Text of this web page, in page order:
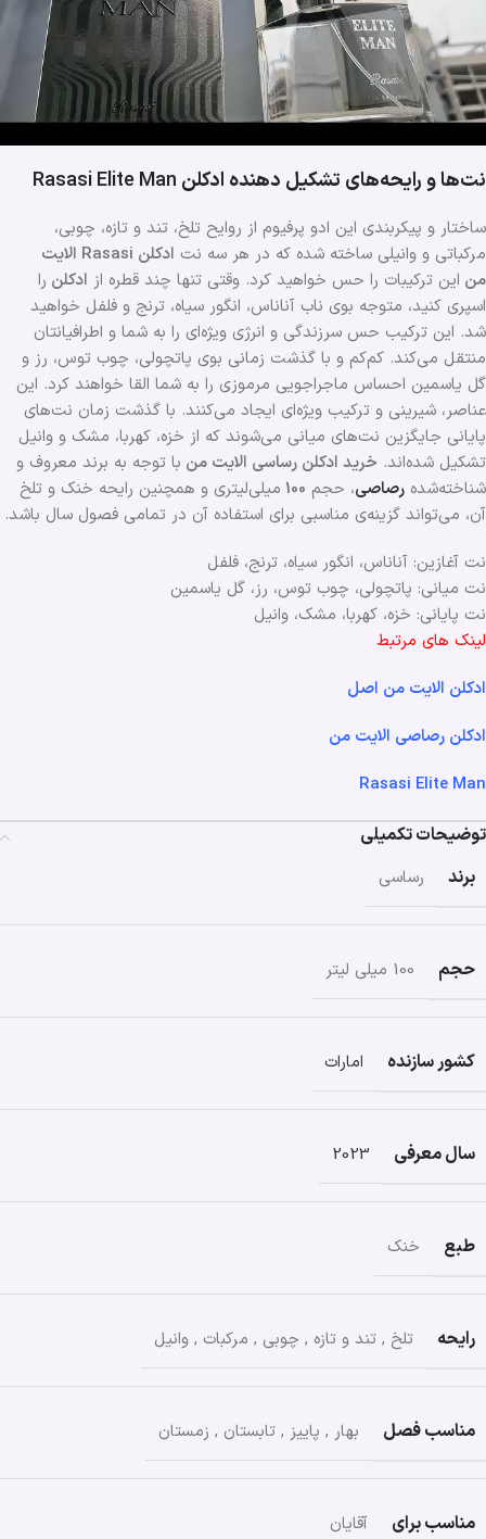
نت‌ها و رایحه‌های تشکیل دهنده ادکلن Rasasi Elite Man
ساختار و پیکربندی این ادو پرفیوم از روایح تلخ، تند و تازه، چوبی،
مرکباتی و وانیلی ساخته شده که در هر سه نت ادکلن Rasasi
الایت
من این ترکیبات را حس خواهید کرد. وقتی تنها چند قطره از ادکلن را
اسپری کنید، متوجه بوی ناب آناناس، انگور سیاه، ترنج و فلفل خواهید
شد. این ترکیب حس سرزندگی و انرژی ویژه‌ای را به شما و اطرافیانتان
منتقل می‌کند. کم‌کم و با گذشت زمانی بوی پاتچولی، چوب توس، رز و
گل یاسمین احساس ماجراجویی مرموزی را به شما القا خواهند کرد. این
عناصر، شیرینی و ترکیب ویژه‌ای ایجاد می‌کنند. با گذشت زمان نت‌های
پایانی جایگزین نت‌های میانی می‌شوند که از خزه، کهربا، مشک و وانیل
تشکیل شده‌اند. خرید ادکلن رساسی الایت من با توجه به برند معروف و
شناخته‌شده رصاصی، حجم 100 میلی‌لیتری و همچنین رایحه خنک و تلخ
آن، می‌تواند گزینه‌ی مناسبی برای استفاده آن در تمامی فصول سال باشد.
نت آغازین: آناناس، انگور سیاه، ترنج، فلفل
نت میانی: پاتچولی، چوب توس، رز، گل یاسمین
نت پایانی: خزه، کهربا، مشک، وانیل
لینک های مرتبط
ادکلن الایت من اصل
ادکلن رصاصی الایت من
Rasasi Elite Man
توضیحات تکمیلی
برند
رساسی
حجم 100 میلی لیتر
کشور سازنده امارات
سال معرفی 2023
طبع خنک
رایحه تلخ , تند و تازه , چوبی , مرکبات , وانیل
مناسب فصل بهار , پاییز , تابستان , زمستان
مناسب برای آقایان